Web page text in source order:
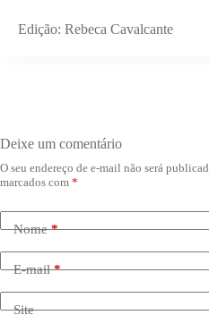
Edição: Rebeca Cavalcante
Deixe um comentário
O seu endereço de e-mail não será
marcados com *
Nome*
E-mail*
Site